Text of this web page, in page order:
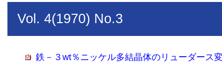
Vol. 4(1970) No.3
鉄－３wt％ニッケル多結晶体のリューダース